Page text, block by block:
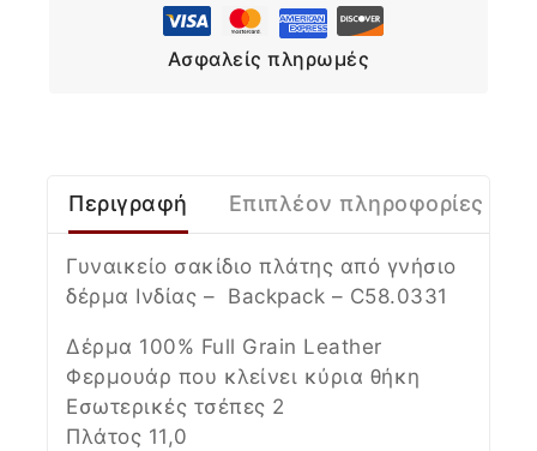
Ασφαλείς πληρωμές
Περιγραφή Επιπλέον πληροφορίες
Γυναικείο σακίδιο πλάτης από γνήσιο
δέρμα Ινδίας – Βackpack – C58.0331
Δέρμα 100% Full Grain Leather
Φερμουάρ που κλείνει κύρια θήκη
Εσωτερικές τσέπες 2
Πλάτος 11,0